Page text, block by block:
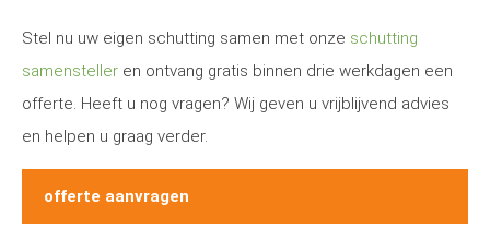
Stel nu uw eigen schutting samen met onze schutting
samensteller en ontvang gratis binnen drie werkdagen een
offerte. Heeft u nog vragen? Wij geven u vrijblijvend advies
en helpen u graag verder.
offerte aanvragen